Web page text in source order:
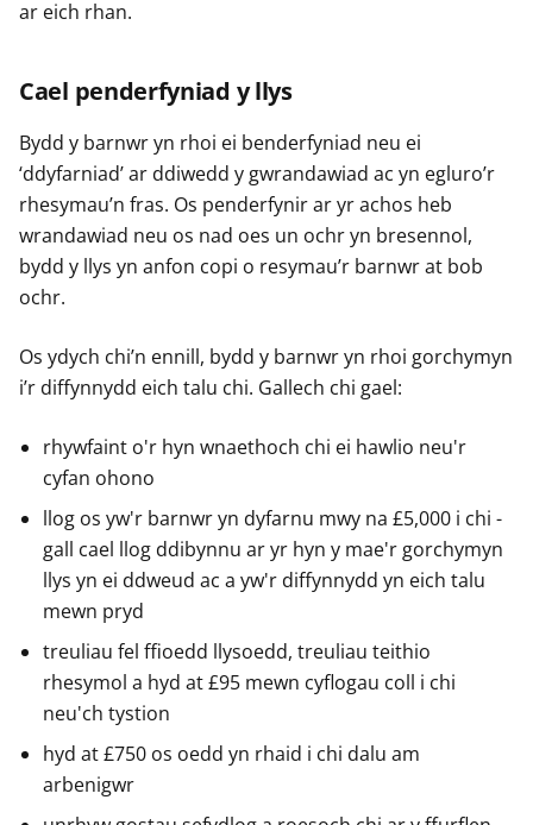
ar eich rhan.
Cael penderfyniad y llys
Bydd y barnwr yn rhoi ei benderfyniad neu ei
‘ddyfarniad’ ar ddiwedd y gwrandawiad ac yn egluro’r
rhesymau’n fras. Os penderfynir ar yr achos heb
wrandawiad neu os nad oes un ochr yn bresennol,
bydd y llys yn anfon copi o resymau’r barnwr at bob
ochr.
Os ydych chi’n ennill, bydd y barnwr yn rhoi gorchymyn
i’r diffynnydd eich talu chi. Gallech chi gael:
rhywfaint o'r hyn wnaethoch chi ei hawlio neu'r
cyfan ohono
llog os yw'r barnwr yn dyfarnu mwy na £5,000 i chi -
gall cael llog ddibynnu ar yr hyn y mae'r gorchymyn
llys yn ei ddweud ac a yw'r diffynnydd yn eich talu
mewn pryd
treuliau fel ffioedd llysoedd, treuliau teithio
rhesymol a hyd at £95 mewn cyflogau coll i chi
neu'ch tystion
hyd at £750 os oedd yn rhaid i chi dalu am
arbenigwr